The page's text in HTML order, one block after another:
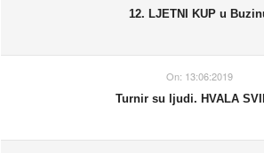
12. LJETNI KUP u
On: 13:06:2019
Turnir su ljudi. HVALA